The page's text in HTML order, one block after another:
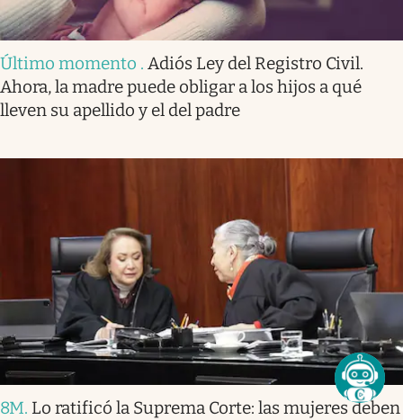
Último momento . Adiós Ley del Registro Civil.
Ahora, la madre puede obligar a los hijos a qué
lleven su apellido y el del padre
8M. Lo ratificó la Suprema Corte: las mujeres deben